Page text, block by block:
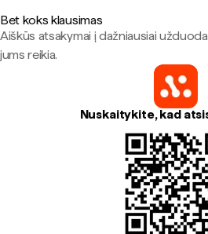
Bet koks klausimas
Aiškūs atsakymai į dažniausiai
jums reikia.
Nuskaitykite, kad